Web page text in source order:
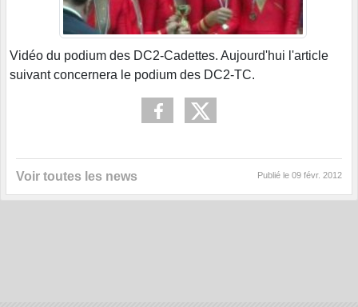
Vidéo du podium des DC2-Cadettes. Aujourd'hui l'article
suivant concernera le podium des DC2-TC.
Voir toutes les news Publié le 09 févr. 2012